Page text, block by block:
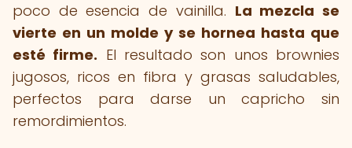
poco de esencia de vainilla. La mezcla se
vierte en un molde y se hornea hasta que
esté firme. El resultado son unos brownies
jugosos, ricos en fibra y grasas saludables,
perfectos para darse un capricho sin
remordimientos.